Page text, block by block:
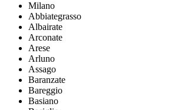
Milano
Abbiategrasso
Albairate
Arconate
Arese
Arluno
Assago
Baranzate
Bareggio
Basiano